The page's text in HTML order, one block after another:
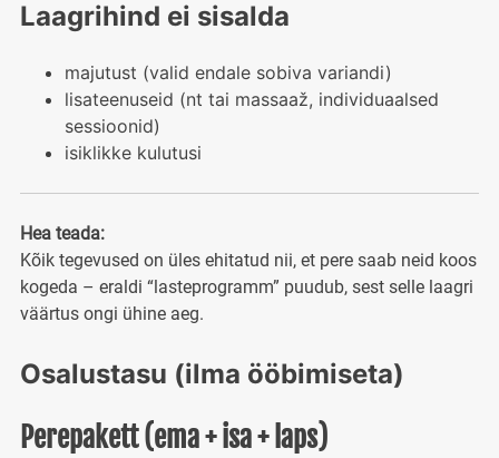
Laagrihind ei sisalda
majutust (valid endale sobiva variandi)
lisateenuseid (nt tai massaaž, individuaalsed
sessioonid)
isiklikke kulutusi
Hea teada:
Kõik tegevused on üles ehitatud nii, et pere saab neid koos
kogeda – eraldi “lasteprogramm” puudub, sest selle laagri
väärtus ongi ühine aeg.
Osalustasu (ilma ööbimiseta)
Perepakett (ema + isa + laps)